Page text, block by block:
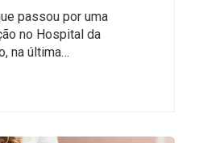
passou por uma
no Hospital da
na última…